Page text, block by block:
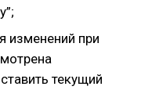
изменений при
текущий